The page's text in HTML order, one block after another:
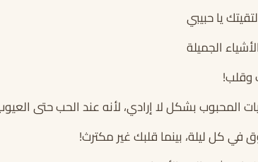
يا حبيبي
الجميلة
وقلب!
المحبوب بشكل لا إرادي، لأنه عند الحب حتى
كل ليلة، بينما قلبك غير مكترث!